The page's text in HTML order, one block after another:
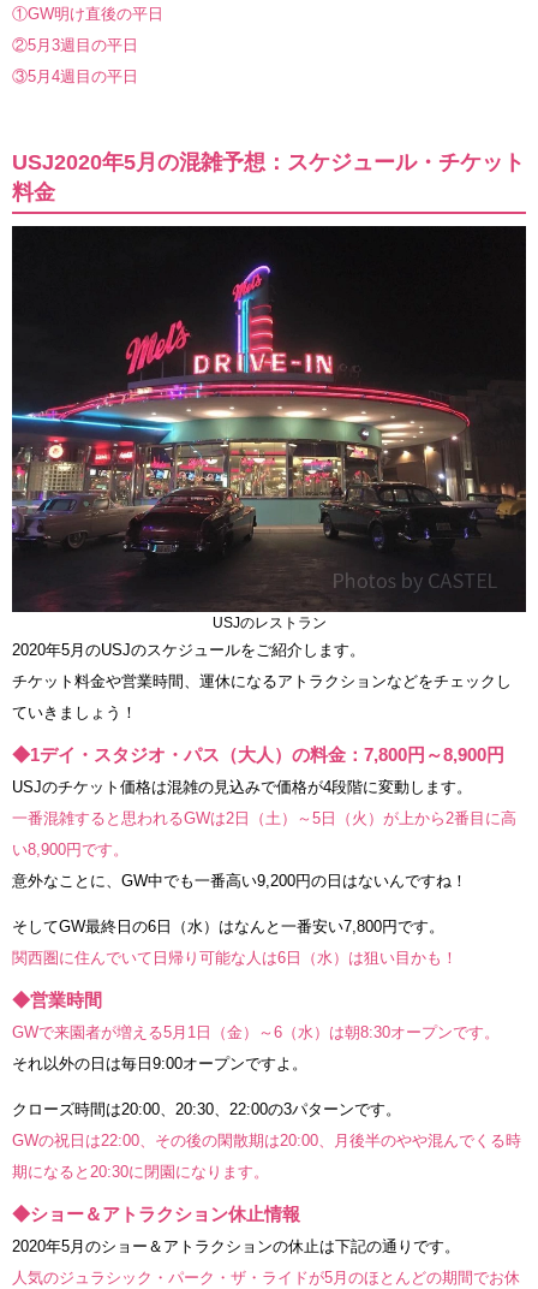
①GW明け直後の平日
②5月3週目の平日
③5月4週目の平日
USJ2020年5月の混雑予想：スケジュール・チケット
料金
USJのレストラン
2020年5月のUSJのスケジュールをご紹介します。
チケット料金や営業時間、運休になるアトラクションなどをチェックし
ていきましょう！
◆1デイ・スタジオ・パス（大人）の料金：7,800円～8,900円
USJのチケット価格は混雑の見込みで価格が4段階に変動します。
一番混雑すると思われるGWは2日（土）～5日（火）が上から2番目に高
い8,900円です。
意外なことに、GW中でも一番高い9,200円の日はないんですね！
そしてGW最終日の6日（水）はなんと一番安い7,800円です。
関西圏に住んでいて日帰り可能な人は6日（水）は狙い目かも！
◆営業時間
GWで来園者が増える5月1日（金）～6（水）は朝8:30オープンです。
それ以外の日は毎日9:00オープンですよ。
クローズ時間は20:00、20:30、22:00の3パターンです。
GWの祝日は22:00、その後の閑散期は20:00、月後半のやや混んでくる時
期になると20:30に閉園になります。
◆ショー＆アトラクション休止情報
2020年5月のショー＆アトラクションの休止は下記の通りです。
人気のジュラシック・パーク・ザ・ライドが5月のほとんどの期間でお休